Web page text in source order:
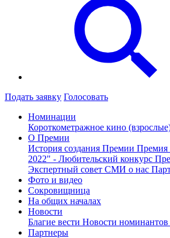
Подать заявку Голосовать
Номинации
Короткометражное кино
О Премии
История создания Премии Премия
2022" - Любительский конкурс
Экспертный совет СМИ о нас
Фото и видео
Сокровищница
На общих началах
Новости
Благие вести Новости номинантов
Партнеры